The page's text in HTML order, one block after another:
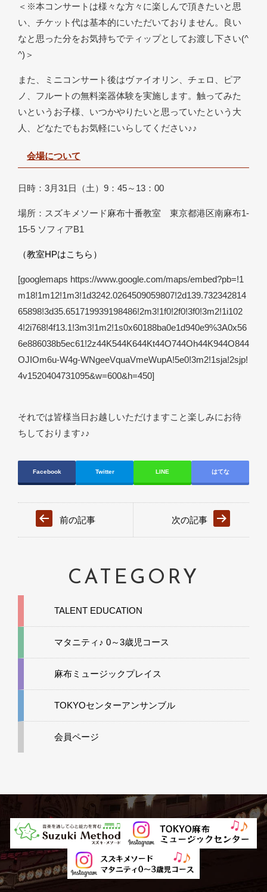
＜※本コンサートは様々な方々に楽しんで頂きたいと思
い、チケット代は基本的にいただいておりません。良い
なと思った分をお気持ちでティップとしてお渡し下さい(^
^)＞
また、ミニコンサート後はヴァイオリン、チェロ、ピア
ノ、フルートの無料楽器体験を実施します。触ってみた
いというお子様、いつかやりたいと思っていたという大
人、どなたでもお気軽にいらしてください♪♪
会場について
日時：3月31日（土）9：45～13：00
場所：スズキメソード麻布十番教室 東京都港区南麻布1-
15-5 ソフィアB1
（教室HPはこちら）
[googlemaps https://www.google.com/maps/embed?pb=!1
m18!1m12!1m3!1d3242.0264509059807!2d139.732342814
65898!3d35.651719939198486!2m3!1f0!2f0!3f0!3m2!1i102
4!2i768!4f13.1!3m3!1m2!1s0x60188ba0e1d940e9%3A0x56
6e886038b5ec61!2z44K544K644Kt44O744Oh44K944O844
OJIOm6u-W4g-WNgeeVquaVmeWupA!5e0!3m2!1sja!2sjp!
4v1520404731095&w=600&h=450]
それでは皆様当日お越しいただけますこと楽しみにお待
ちしております♪♪
Facebook Twitter LINE はてな
前の記事 次の記事
CATEGORY
TALENT EDUCATION
マタニティ♪ 0～3歳児コース
麻布ミュージックプレイス
TOKYOセンターアンサンブル
会員ページ